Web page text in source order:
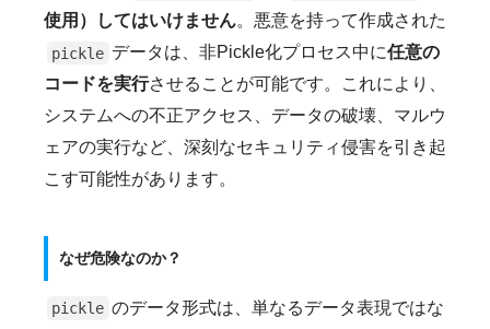
使用）してはいけません。悪意を持って作成された
pickle データは、非Pickle化プロセス中に任意の
コードを実行させることが可能です。これにより、
システムへの不正アクセス、データの破壊、マルウ
ェアの実行など、深刻なセキュリティ侵害を引き起
こす可能性があります。
なぜ危険なのか？
pickle のデータ形式は、単なるデータ表現ではな